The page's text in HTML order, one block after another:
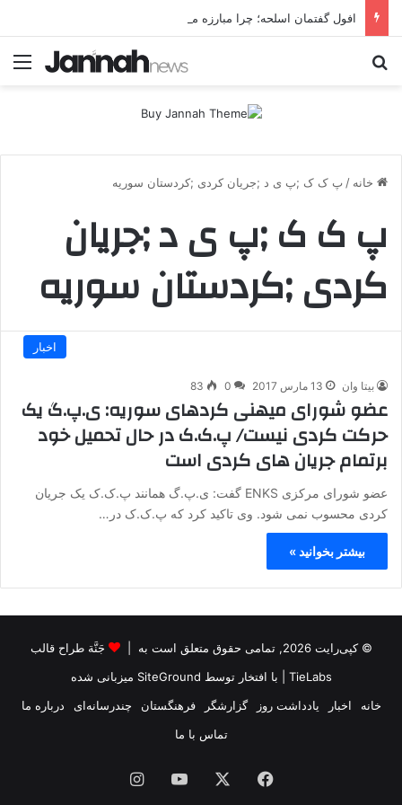
خانه / پ ک ک ;پ ی د ;جریان کردی ;کردستان سوریه
پ ک ک ;پ ی د ;جریان
کردی ;کردستان سوریه
اخبار
بیتا وان 13 مارس 2017 0
83
عضو شورای میهنی کردهای سوریه: ی.پ.گ یک
حرکت کردی نیست/ پ.ک.ک در حال تحمیل خود
برتمام جریان های کردی است
عضو شورای مرکزی ENKS گفت: ی.پ.گ همانند پ.ک.ک یک جریان
کردی محسوب نمی شود. وی تاکید کرد که پ.ک.ک در…
بیشتر بخوانید »
© کپی‌رایت 2026, تمامی حقوق متعلق است به |
جَنَّة طراح قالب
TieLabs | با افتخار توسط SiteGround میزبانی شده
خانه
اخبار یادداشت روز گزارشگر فرهنگستان چندرسانه‌ای
درباره ما
تماس با ما
فیس یوتیوب